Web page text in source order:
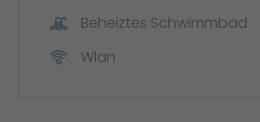
Beheiztes Schwimmbad
Wlan